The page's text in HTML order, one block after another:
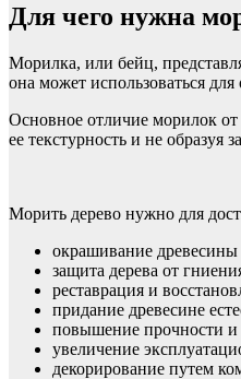
Для чего нужна
Морилка, или бейц,
она может использоваться
Основное отличие морилок
ее текстурность и не образуя
Морить дерево нужно для
окрашивание
защита дерева от
реставрация и
придание древесине
повышение прочности и
увеличение
декорирование путем